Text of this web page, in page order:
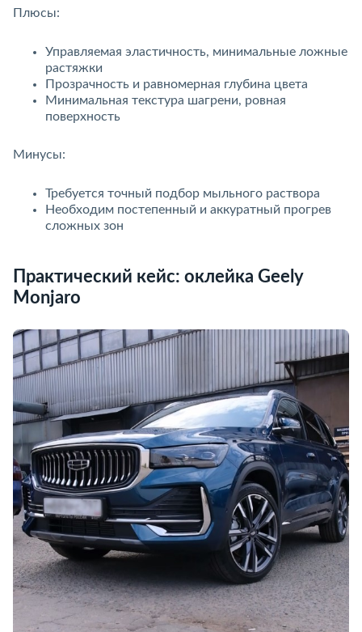
Плюсы:
Управляемая эластичность, минимальные ложные
растяжки
Прозрачность и равномерная глубина цвета
Минимальная текстура шагрени, ровная
поверхность
Минусы:
Требуется точный подбор мыльного раствора
Необходим постепенный и аккуратный прогре
сложных зон
Практический кейс: оклейка Geely
Monjaro